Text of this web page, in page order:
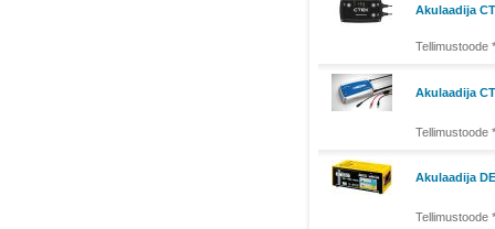
Akulaadija
Tellimustoode *
Akulaadija
Tellimustoode *
Akulaadija
Tellimustoode *